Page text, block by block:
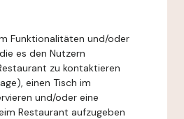
Funktionalitäten und/oder
es den Nutzern
zu kontaktieren
einen Tisch im
und/oder eine
Restaurant aufzugeben